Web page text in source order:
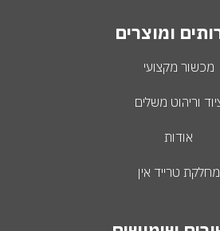
ומוצרים
מכשור מקצועי
וריהוט משלים
אודות
מחלקת טרייד אין